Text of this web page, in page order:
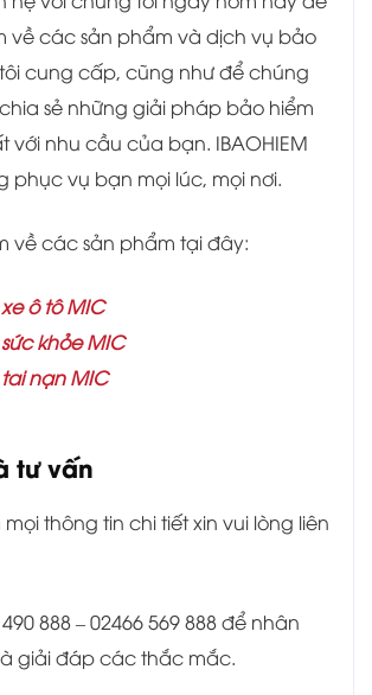
về các sản phẩm và dịch vụ bảo
cung cấp, cũng như để chúng
sẻ những giải pháp bảo hiểm
với nhu cầu của bạn. IBAOHIEM
phục vụ bạn mọi lúc, mọi nơi.
về các sản phẩm tại đây:
ô tô MIC
khỏe MIC
nạn MIC
tư vấn
thông tin chi tiết xin vui lòng liên
888 – 02466 569 888 để nhân
giải đáp các thắc mắc.